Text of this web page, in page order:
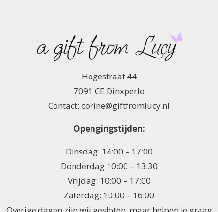
Hogestraat 44
7091 CE Dinxperlo
Contact: corine@giftfromlucy.nl
Opengingstijden:
Dinsdag: 14:00 – 17:00
Donderdag 10:00 – 13:30
Vrijdag: 10:00 – 17:00
Zaterdag: 10:00 – 16:00